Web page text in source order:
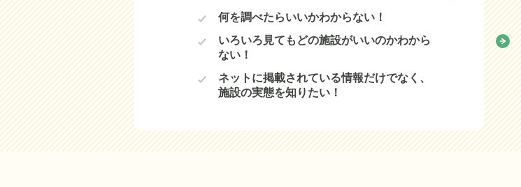
何を調べたらいいかわからない！
いろいろ見てもどの施設がいいのかわから
ない！
ネットに掲載されている情報だけでなく、
施設の実態を知りたい！